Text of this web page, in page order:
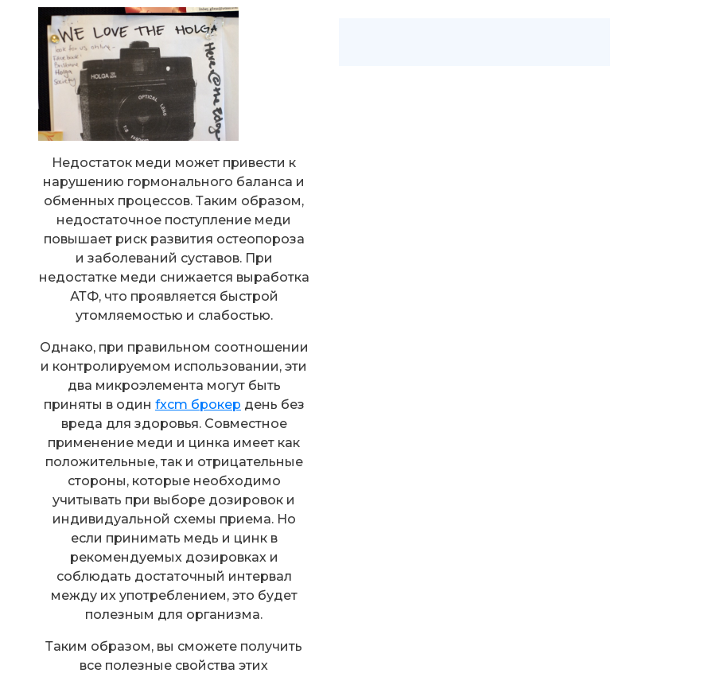
Недостаток меди может привести к
нарушению гормонального баланса и
обменных процессов. Таким образом,
недостаточное поступление меди
повышает риск развития остеопороза
и заболеваний суставов. При
недостатке меди снижается выработка
АТФ, что проявляется быстрой
утомляемостью и слабостью.
Однако, при правильном соотношении
и контролируемом использовании, эти
два микроэлемента могут быть
приняты в один fxcm брокер день без
вреда для здоровья. Совместное
применение меди и цинка имеет как
положительные, так и отрицательные
стороны, которые необходимо
учитывать при выборе дозировок и
индивидуальной схемы приема. Но
если принимать медь и цинк в
рекомендуемых дозировках и
соблюдать достаточный интервал
между их употреблением, это будет
полезным для организма.
Таким образом, вы сможете получить
все полезные свойства этих